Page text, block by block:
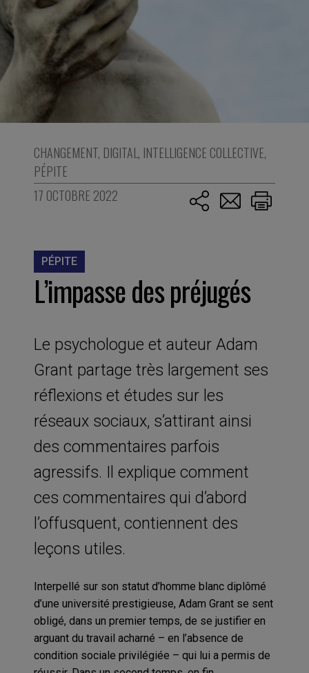
CHANGEMENT, DIGITAL, INTELLIGENCE COLLECTIVE,
PÉPITE
17 OCTOBRE 2022
PÉPITE
L’impasse des préjugés
Le psychologue et auteur Adam
Grant partage très largement ses
réflexions et études sur les
réseaux sociaux, s’attirant ainsi
des commentaires parfois
agressifs. Il explique comment
ces commentaires qui d’abord
l’offusquent, contiennent des
leçons utiles.
Interpellé sur son statut d’homme blanc diplômé
d’une université prestigieuse, Adam Grant se sent
obligé, dans un premier temps, de se justifier en
arguant du travail acharné – en l’absence de
condition sociale privilégiée – qui lui a permis de